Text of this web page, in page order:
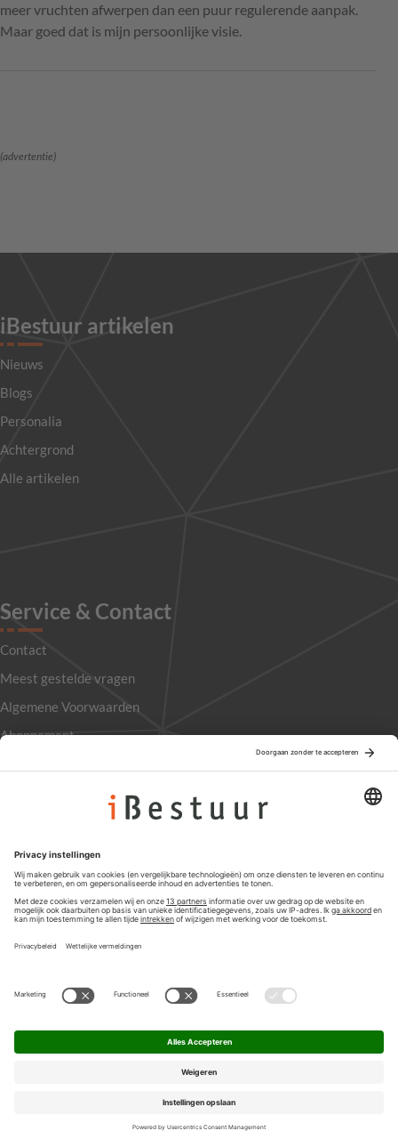
meer vruchten afwerpen dan een puur regulerende aanpak.
Maar goed dat is mijn persoonlijke visie.
(advertentie)
iBestuur artikelen
Nieuws
Blogs
Personalia
Achtergrond
Alle artikelen
Service & Contact
Contact
Meest gestelde vragen
Algemene Voorwaarden
Abonnement
Privacyinstellingen